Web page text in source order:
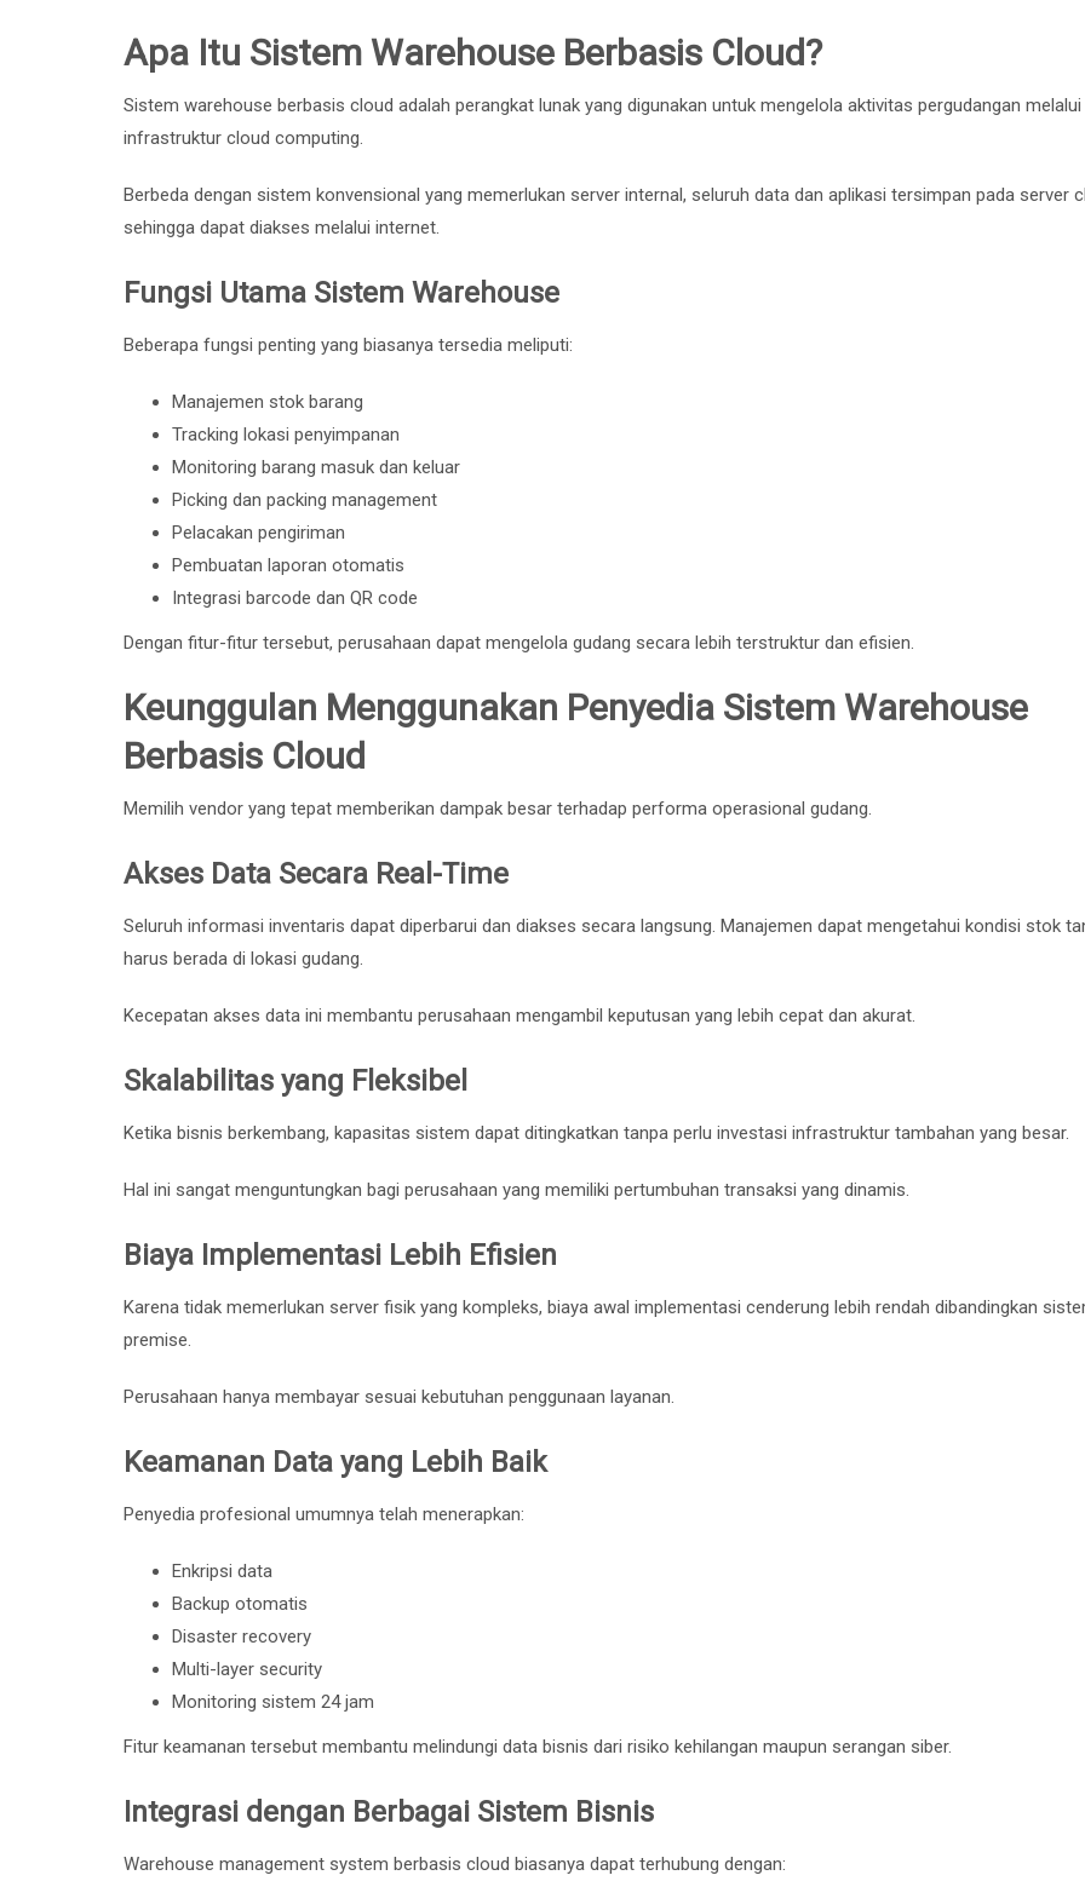
Apa Itu Sistem Warehouse Berbasis Cloud?
Sistem warehouse berbasis cloud adalah perangkat lunak yang digunakan untuk mengelola aktivitas pergudangan melalui
infrastruktur cloud computing.
Berbeda dengan sistem konvensional yang memerlukan server internal, seluruh data dan aplikasi tersimpan pada server
sehingga dapat diakses melalui internet.
Fungsi Utama Sistem Warehouse
Beberapa fungsi penting yang biasanya tersedia meliputi:
Manajemen stok barang
Tracking lokasi penyimpanan
Monitoring barang masuk dan keluar
Picking dan packing management
Pelacakan pengiriman
Pembuatan laporan otomatis
Integrasi barcode dan QR code
Dengan fitur-fitur tersebut, perusahaan dapat mengelola gudang secara lebih terstruktur dan efisien.
Keunggulan Menggunakan Penyedia Sistem Warehouse
Berbasis Cloud
Memilih vendor yang tepat memberikan dampak besar terhadap performa operasional gudang.
Akses Data Secara Real-Time
Seluruh informasi inventaris dapat diperbarui dan diakses secara langsung. Manajemen dapat mengetahui kondisi stok
harus berada di lokasi gudang.
Kecepatan akses data ini membantu perusahaan mengambil keputusan yang lebih cepat dan akurat.
Skalabilitas yang Fleksibel
Ketika bisnis berkembang, kapasitas sistem dapat ditingkatkan tanpa perlu investasi infrastruktur tambahan yang besar.
Hal ini sangat menguntungkan bagi perusahaan yang memiliki pertumbuhan transaksi yang dinamis.
Biaya Implementasi Lebih Efisien
Karena tidak memerlukan server fisik yang kompleks, biaya awal implementasi cenderung lebih rendah dibandingkan
premise.
Perusahaan hanya membayar sesuai kebutuhan penggunaan layanan.
Keamanan Data yang Lebih Baik
Penyedia profesional umumnya telah menerapkan:
Enkripsi data
Backup otomatis
Disaster recovery
Multi-layer security
Monitoring sistem 24 jam
Fitur keamanan tersebut membantu melindungi data bisnis dari risiko kehilangan maupun serangan siber.
Integrasi dengan Berbagai Sistem Bisnis
Warehouse management system berbasis cloud biasanya dapat terhubung dengan: